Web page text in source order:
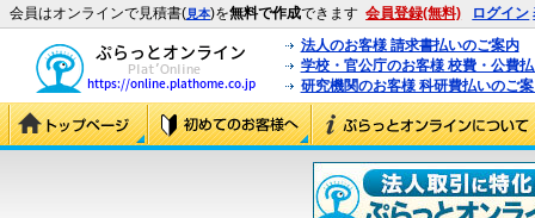
会員はオンラインで見積書(見本)を無料で作成できます 会員登録(無料) ログイン
法人のお客様 請求書払いのご案内
学校・官公庁のお客様 校費・公費
研究機関のお客様 科研費払いのご